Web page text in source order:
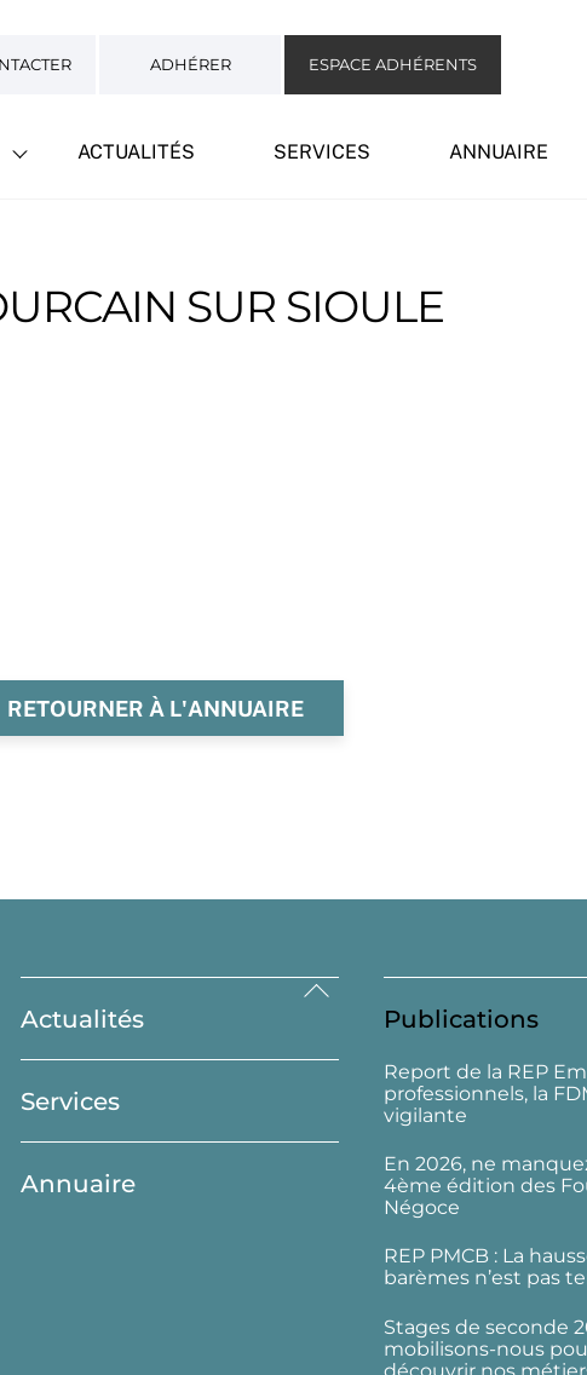
ADHÉRER ESPACE ADHÉRENTS
ACTUALITÉS SERVICES ANNUAIRE
SUR SIOULE
RETOURNER À L'ANNUAIRE
Back
Top
Actualités
Services
Annuaire
Publications
Report de la REP
professionnels, la
vigilante
En 2026, ne
4ème édition des
Négoce
REP PMCB : La
barèmes n’est pas
Stages de seconde
mobilisons-nous